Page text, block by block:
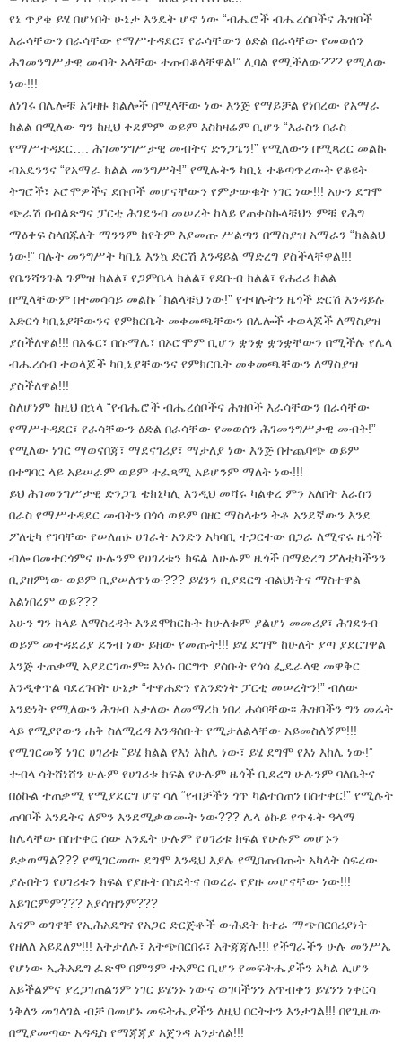
የኔ ጥያቄ ይሄ በሆነበት ሁኔታ እንዴት ሆኖ ነው “ብሔሮች ብሔረሰቦችና ሕዝቦች
እራሳቸውን በራሳቸው የማሥተዳደር፣ የራሳቸውን ዕድል በራሳቸው የመወሰን
ሕገመንግሥታዊ መብት አላቸው ተጠብቆላቸዋል!” ሊባል የሚችለው??? የሚለው
ነው!!!
ለነገሩ በሌሎቹ አገዛዙ ክልሎች በሚላቸው ነው እንጅ የማይቻል የነበረው የአማራ
ክልል በሚለው ግን ከዚህ ቀደምም ወይም እስከዛሬም ቢሆን “እራስን በራስ
የማሥተዳደር…. ሕገመንግሥታዊ መብትና ድንጋጌን!” የሚለውን በሚጻረር መልኩ
ብአዴንንና “የአማራ ክልል መንግሥት!” የሚሉትን ካቢኔ ተቆጣጥረውት የቆዩት
ትግሮች፣ ኦሮሞዎችና ደቡቦች መሆናቸውን የምታውቁት ነገር ነው!!! አሁን ደግሞ
ጭራሽ በብልጽግና ፓርቲ ሕገደንብ መሠረት ከላይ የጠቀስኩላቹህን ምቹ የሕግ
ማዕቀፍ ስላበጁለት ማንንም ከየትም እያመጡ ሥልጣን በማስያዝ አማራን “ክልልህ
ነው!” ባሉት መንግሥት ካቢኔ እንኳ ድርሽ እንዳይል ማድረግ ያስችላቸዋል!!!
የቤንሻንጉል ጉምዝ ክልል፣ የጋምቤላ ክልል፣ የደቡብ ክልል፣ የሐረሪ ክልል
በሚላቸውም በተመሳሳይ መልኩ “ክልላቹህ ነው!” የተባሉትን ዜጎች ድርሽ እንዳይሉ
አድርጎ ካቢኔያቸውንና የምክርቤት መቀመጫቸውን በሌሎች ተወላጆች ለማስያዝ
ያስችለዋል!!! በአፋር፣ በሱማሌ፣ በኦሮሞም ቢሆን ቋንቋ ቋንቋቸውን በሚችሉ የሌላ
ብሔረሰብ ተወላጆች ካቢኔያቸውንና የምክርቤት መቀመጫቸውን ለማስያዝ
ያስችለዋል!!!
ስለሆነም ከዚህ በኋላ “የብሔሮች ብሔረሰቦችና ሕዝቦች እራሳቸውን በራሳቸው
የማሥተዳደር፣ የራሳቸውን ዕድል በራሳቸው የመወሰን ሕገመንግሥታዊ መብት!”
የሚለው ነገር ማወናበጃ፣ ማደናገሪያ፣ ማታለያ ነው እንጅ በተጨባጭ ወይም
በተግባር ላይ አይሠራም ወይም ተፈጻሚ አይሆንም ማለት ነው!!!
ይህ ሕገመንግሥታዊ ድንጋጌ ቴክኒካሊ እንዲህ መሻሩ ካልቀረ ምን አለበት እራስን
በራስ የማሥተዳደር መብትን በጎሳ ወይም በዘር ማስላቱን ትቶ አንደኛውን እንደ
ፖለቲካ የገባቸው የሠለጠኑ ሀገራት አንድን አካባቢ ተጋርተው በጋራ ለሚኖሩ ዜጎች
ብሎ በመተርጎምና ሁሉንም የሀገሪቱን ክፍል ለሁሉም ዜጎች በማድረግ ፖለቲካችንን
ቢያዘምነው ወይም ቢያሠለጥነው??? ይሄንን ቢያደርግ ብልህነትና ማስተዋል
አልነበረም ወይ???
አሁን ግን ከላይ ለማስረዳት እንደሞከርኩት ከሁለቱም ያልሆነ መመሪያ፣ ሕገደንብ
ወይም መተዳደሪያ ደንብ ነው ይዘው የመጡት!!! ይሄ ደግሞ ከሁለት ያጣ ያደርገዋል
እንጅ ተጠቃሚ አያደርገውም፡፡ እነሱ በርግጥ ያሰቡት የጎሳ ፌዴራላዊ መዋቅር
እንዲቀጥል ባደረጉበት ሁኔታ “ተዋሐድን የአንድነት ፓርቲ መሠረትን!” ብለው
አንድነት የሚለውን ሕዝብ አታለው ለመማረክ ነበረ ሐሳባቸው፡፡ ሕዝባችን ግን መሬት
ላይ የሚያየውን ሐቅ ስለሚረዳ እንዳሰቡት የሚታለልላቸው አይመስለኝም!!!
የሚገርመኝ ነገር ሀገሪቱ “ይሄ ክልል የእነ እከሌ ነው፣ ይሄ ደግሞ የእነ እከሌ ነው!”
ተብላ ሳትሸነሸን ሁሉም የሀገሪቱ ክፍል የሁሉም ዜጎች ቢደረግ ሁሉንም ባለቤትና
በዕኩል ተጠቃሚ የሚያደርግ ሆኖ ሳለ “የብቻችን ጎጥ ካልተሰጠን በስተቀር!” የሚሉት
ጠባቦች እንዴትና ለምን እንደሚቃወሙት ነው??? ሌላ ዕኩይ የጥፋት ዓላማ
ከሌላቸው በስተቀር ሰው እንዴት ሁሉም የሀገሪቱ ክፍል የሁሉም መሆኑን
ይቃወማል??? የሚገርመው ደግሞ እንዲህ እያሉ የሚበጠብጡት አካላት ሰፍረው
ያሉበትን የሀገሪቱን ክፍል የያዙት በስደትና በወረራ የያዙ መሆናቸው ነው!!!
አይገርምም??? አያሳዝንም???
እናም ወገኖቸ የኢሕአዴግና የአጋር ድርጅቶች ውሕደት ከተራ ማጭበርበሪያነት
የዘለለ አይደለም!!! አትታለሉ፣ አትጭበርበሩ፣ አትጃጃሉ!!! የችግራችን ሁሉ መንሥኤ
የሆነው ኢሕአዴግ ፈጽሞ በምንም ተአምር ቢሆን የመፍትሔያችን አካል ሊሆን
አይችልምና ያረጋገጠልንም ነገር ይሄንኑ ነውና ወገባችንን አጥብቀን ይሄንን ነቀርሳ
ነቅለን መገላገል ብቻ በመሆኑ መፍትሔያችን ለዚህ በርትተን እንታገል!!! በየጊዜው
በሚያመጣው አዳዲስ የማጃጃያ አጀንዳ አንታለል!!!